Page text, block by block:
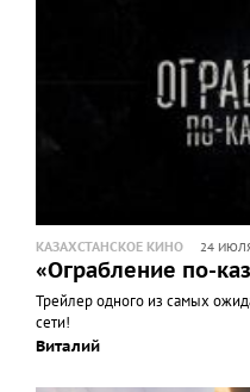
КАЗАХСТАНСКОЕ КИНО 24
«Ограбление по-
Трейлер одного из самых
сети!
Виталий